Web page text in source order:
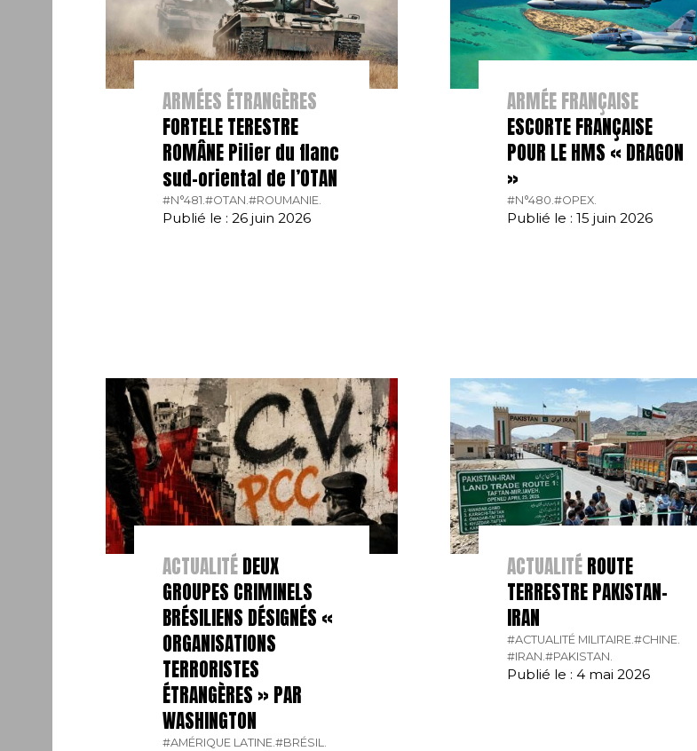
ARMÉES ÉTRANGÈRES
FORTELE TERESTRE
ROMÂNE Pilier du flanc
sud-oriental de l’OTAN
#N°481.#OTAN.#ROUMANIE.
Publié le : 26 juin 2026
ARMÉE FRANÇAISE
ESCORTE FRANÇAISE
POUR LE HMS « DRAGON
»
#N°480.#OPEX.
Publié le : 15 juin 2026
ACTUALITÉDEUX
GROUPES CRIMINELS
BRÉSILIENS DÉSIGNÉS «
ORGANISATIONS
TERRORISTES
ÉTRANGÈRES » PAR
WASHINGTON
#AMÉRIQUE LATINE.#BRÉSIL.
ACTUALITÉROUTE
TERRESTRE PAKISTAN-
IRAN
#ACTUALITÉ MILITAIRE.#CHINE.
#IRAN.#PAKISTAN.
Publié le : 4 mai 2026